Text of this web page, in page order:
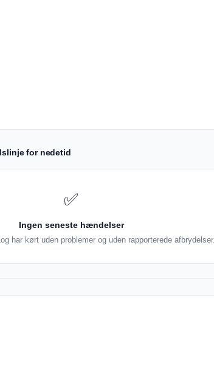
for nedetid
✅
Ingen seneste hændelser
har kørt uden problemer og uden rapporterede afbrydelser.